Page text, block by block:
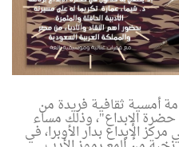
أمسية ثقافية فريدة من
الإبداع"، وذلك مساء
الموافق 15 إبريل 2025 في مركز الإبداع بدار الأوبرا، في